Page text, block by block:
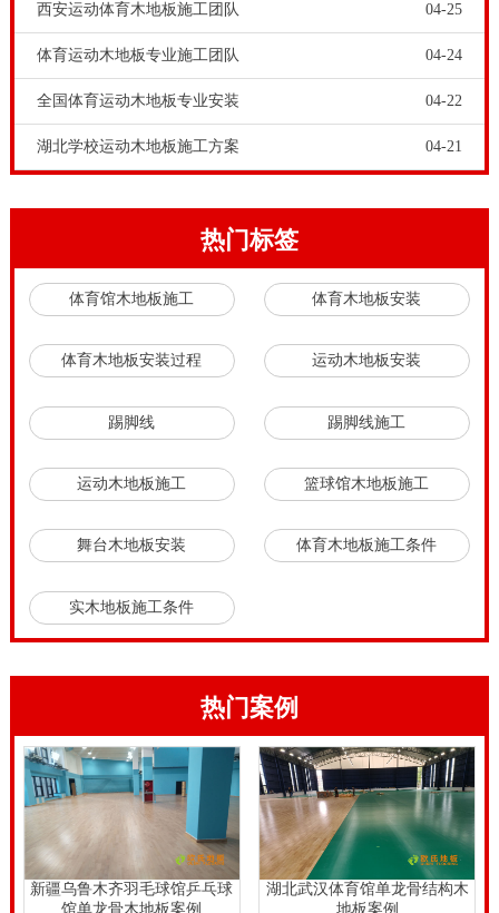
地板局部出现拱起，边角出现卷边情况等局部问题。舞
台木地板品牌-学校篮球木地板施工需要注意什么，湖北
羽毛球馆木地板消费的一些场馆没有地板安装完成后，
在所有停机检查，特别是对地暖产品。安装完成后，为
板的建设至关重要的作用。实木体育馆木地板的弹性功
能和承载性能。
青海省羽毛球舞蹈地板的施工方案青海省羽毛球舞蹈地
板的施工方案。因此，场地可以配备一个空气加湿器，
以增加室内空气湿度。体育木地板的比赛。体育运动木
地板和家装木地板不同。家装木地板只一块实木板，而
市场上，体育运动木地板结构系统有多种款式，比较常
价成本上，双层结构体育运动木地板的成本要高于单层
的，因此单纯从结构上比较，双层结构的价格要高于单
层结构的。学校篮球木地板施工需要注意什么。
指出，我们大家都知道任何东西在使用长久后都会出现
这样或那样的问题，运动木地板也是一样，在经过长时
间的使用后也会发生一些变化，那会发生哪些变化呢？
轻则运动木地板起拱，运动木地板面漆脱落，运动木地
板异响等问题。这种情况建议运动木地板养护人员，请
运动木地板厂家来上门售后服务。
西安运动体育木地板施工团队 04-25
体育运动木地板专业施工团队 04-24
全国体育运动木地板专业安装 04-22
湖北学校运动木地板施工方案 04-21
热门标签
体育馆木地板施工 体育木地板安装
体育木地板安装过程 运动木地板安装
踢脚线 踢脚线施工
运动木地板施工 篮球馆木地板施工
舞台木地板安装 体育木地板施工条件
实木地板施工条件
热门案例
新疆乌鲁木齐羽毛球馆乒乓球
馆单龙骨木地板案例
湖北武汉体育馆单龙骨结构木
地板案例